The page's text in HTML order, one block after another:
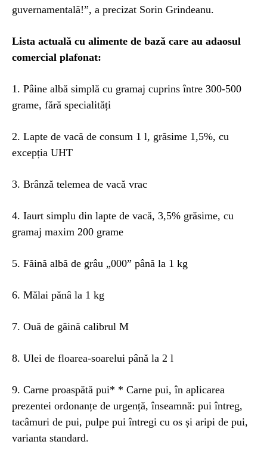
guvernamentală!”, a precizat Sorin Grindeanu.
Lista actuală cu alimente de bază care au adaosul
comercial plafonat:
1. Pâine albă simplă cu gramaj cuprins între 300-500
grame, fără specialități
2. Lapte de vacă de consum 1 l, grăsime 1,5%, cu
excepția UHT
3. Brânză telemea de vacă vrac
4. Iaurt simplu din lapte de vacă, 3,5% grăsime, cu
gramaj maxim 200 grame
5. Făină albă de grâu „000” până la 1 kg
6. Mălai pănâ la 1 kg
7. Ouă de găină calibrul M
8. Ulei de floarea-soarelui până la 2 l
9. Carne proaspătă pui* * Carne pui, în aplicarea
prezentei ordonanțe de urgență, înseamnă: pui întreg,
tacâmuri de pui, pulpe pui întregi cu os și aripi de pui,
varianta standard.